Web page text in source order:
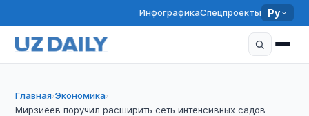
ИнфографикаСпецпроекты Ру
Главная›Экономика›
Мирзиёев поручил расширить сеть интенсивных садов